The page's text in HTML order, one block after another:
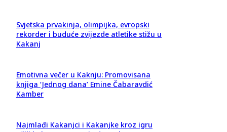
Svjetska prvakinja, olimpijka, evropski
rekorder i buduće zvijezde atletike stižu u
Kakanj
Emotivna večer u Kaknju: Promovisana
knjiga ‘Jednog dana’ Emine Čabaravdić
Kamber
Najmlađi Kakanjci i Kakanjke kroz igru